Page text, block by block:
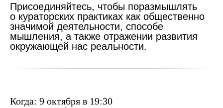
Присоединяйтесь, чтобы поразмышлять
о кураторских практиках как общественно
значимой деятельности, способе
мышления, а также отражении развития
окружающей нас реальности.
Когда: 9 октября в 19:30